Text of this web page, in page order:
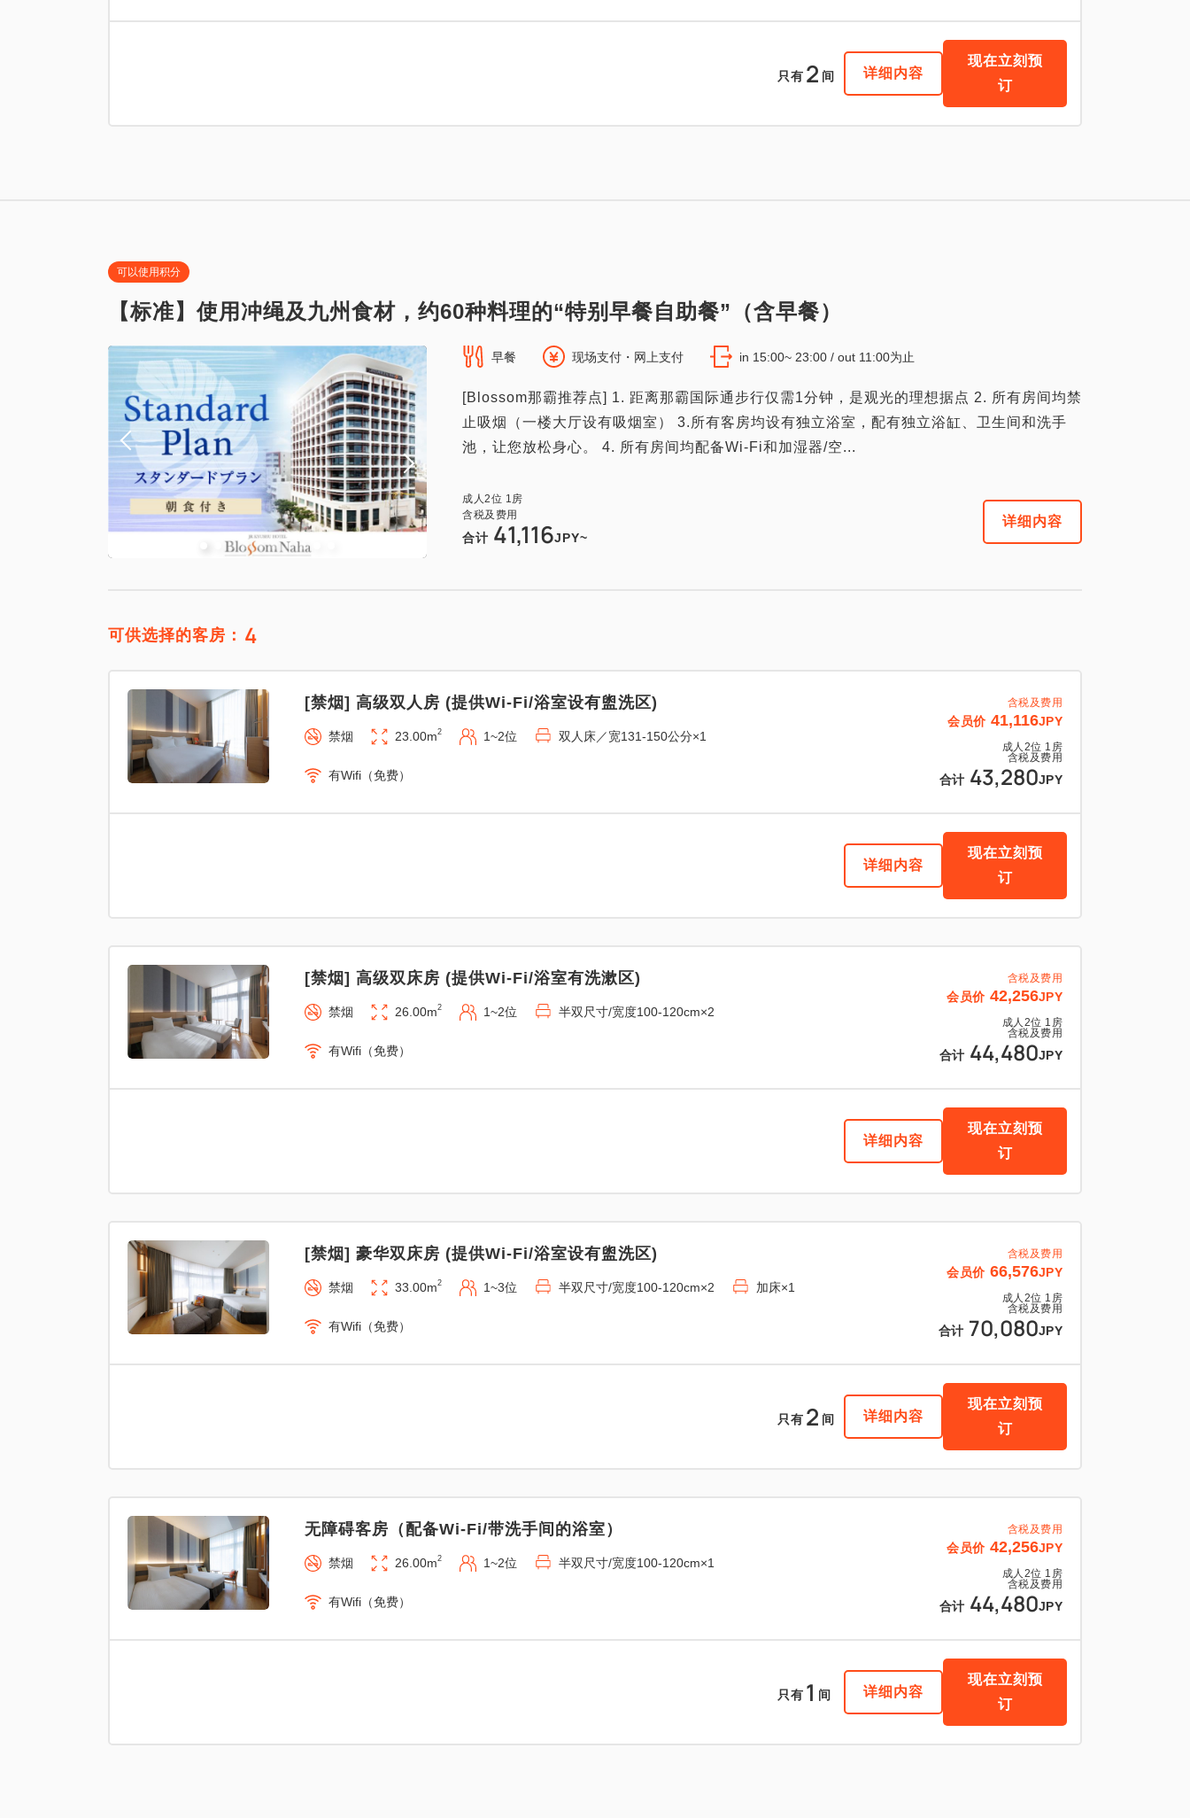
只有 2 间 详细内容
现在立刻预
订
可以使用积分
【标准】使用冲绳及九州食材，约60种料理的“特别早餐自助餐”（含早餐）
早餐 现场支付・网上支付 in 15:00~ 23:00 / out 11:00为止
[Blossom那霸推荐点] 1. 距离那霸国际通步行仅需1分钟，是观光的理想据点 2. 所有房间均禁
止吸烟（一楼大厅设有吸烟室） 3.所有客房均设有独立浴室，配有独立浴缸、卫生间和洗手
池，让您放松身心。 4. 所有房间均配备Wi-Fi和加湿器/空...
成人2位 1房
含税及费用
合计 41,116JPY~
详细内容
可供选择的客房： 4
含税及费用
会员价 41,116JPY
成人 2位 1 房
含税及费用
合计 43,280JPY
[禁烟] 高级双人房 (提供Wi-Fi/浴室设有盥洗区)
禁烟 23.00m2 1~2位 双人床／宽131-150公分×1
有Wifi（免费）
详细内容
现在立刻预
订
含税及费用
会员价 42,256JPY
成人 2位 1 房
含税及费用
合计 44,480JPY
[禁烟] 高级双床房 (提供Wi-Fi/浴室有洗漱区)
禁烟 26.00m2 1~2位 半双尺寸/宽度100-120cm×2
有Wifi（免费）
详细内容
现在立刻预
订
含税及费用
会员价 66,576JPY
成人 2位 1 房
含税及费用
合计 70,080JPY
[禁烟] 豪华双床房 (提供Wi-Fi/浴室设有盥洗区)
禁烟 33.00m2 1~3位 半双尺寸/宽度100-120cm×2 加床×1
有Wifi（免费）
只有 2 间 详细内容
现在立刻预
订
含税及费用
会员价 42,256JPY
成人 2位 1 房
含税及费用
合计 44,480JPY
无障碍客房（配备Wi-Fi/带洗手间的浴室）
禁烟 26.00m2 1~2位 半双尺寸/宽度100-120cm×1
有Wifi（免费）
只有 1 间 详细内容
现在立刻预
订